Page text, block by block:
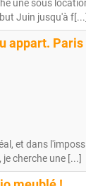
une sous
Juin jusqu'à f[...]
appart. Paris
et dans
cherche une [...]